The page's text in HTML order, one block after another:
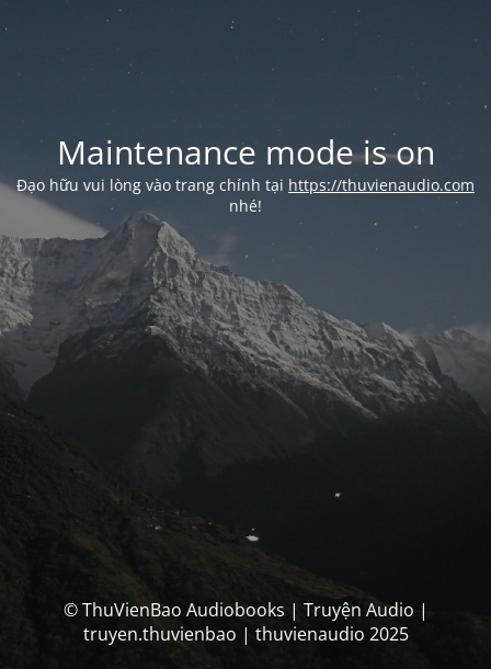
Maintenance mode is on
Đạo hữu vui lòng vào trang chính tại https://thuvienaudio.com
nhé!
© ThuVienBao Audiobooks | Truyện Audio |
truyen.thuvienbao | thuvienaudio 2025